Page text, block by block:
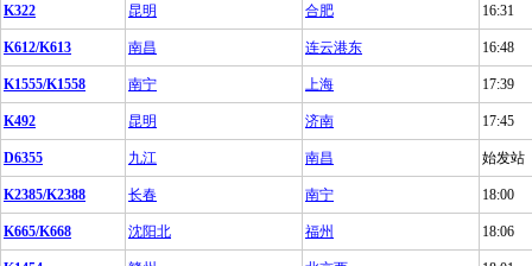
K322 昆明 合肥 16:31
K612/K613 南昌 连云港东 16:48
K1555/K1558 南宁 上海 17:39
K492 昆明 济南 17:45
D6355 九江 南昌 始发站
K2385/K2388 长春 南宁 18:00
K665/K668 沈阳北 福州 18:06